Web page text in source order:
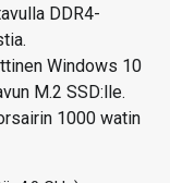
DDR4-
Windows 10
M.2 SSD:lle.
1000 watin